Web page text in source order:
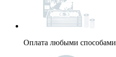
Оплата любыми способами